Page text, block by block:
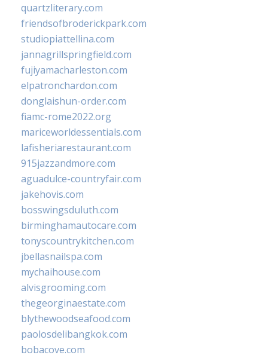
quartzliterary.com
friendsofbroderickpark.com
studiopiattellina.com
jannagrillspringfield.com
fujiyamacharleston.com
elpatronchardon.com
donglaishun-order.com
fiamc-rome2022.org
mariceworldessentials.com
lafisheriarestaurant.com
915jazzandmore.com
aguadulce-countryfair.com
jakehovis.com
bosswingsduluth.com
birminghamautocare.com
tonyscountrykitchen.com
jbellasnailspa.com
mychaihouse.com
alvisgrooming.com
thegeorginaestate.com
blythewoodseafood.com
paolosdelibangkok.com
bobacove.com